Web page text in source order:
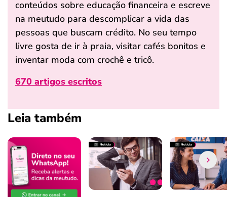
conteúdos sobre educação financeira e escreve
na meutudo para descomplicar a vida das
pessoas que buscam crédito. No seu tempo
livre gosta de ir à praia, visitar cafés bonitos e
inventar moda com crochê e tricô.
670 artigos escritos
Leia também